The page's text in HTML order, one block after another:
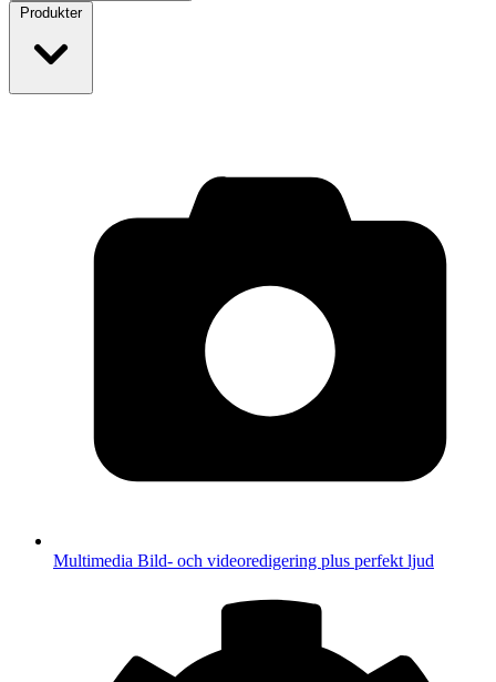
Produkter
Multimedia Bild- och videoredigering plus perfekt ljud